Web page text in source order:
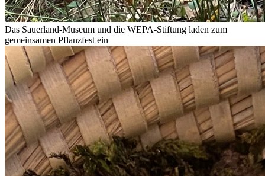
Das Sauerland-Museum und die WEPA-Stiftung laden zum
gemeinsamen Pflanzfest ein